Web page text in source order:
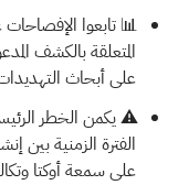
📊 تابعوا
المتعلقة بالكشف
على أبحاث
⚠️ يكمن الخطر
الفترة الزمنية بين
على سمعة أوكتا